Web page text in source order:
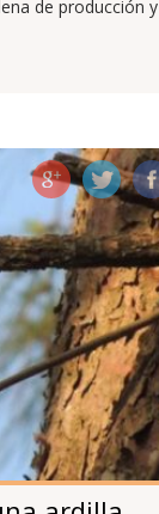
de producción y